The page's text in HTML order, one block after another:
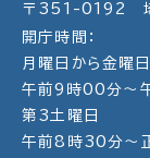
〒351-0192 埼
開庁時間：
月曜日から金曜日
午前9時00分～
第3土曜日
午前8時30分～正